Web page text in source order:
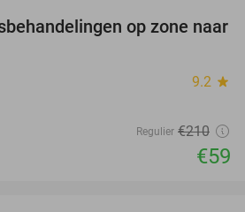
72%
op zone naar
9.2 star
Regulier €210
€59